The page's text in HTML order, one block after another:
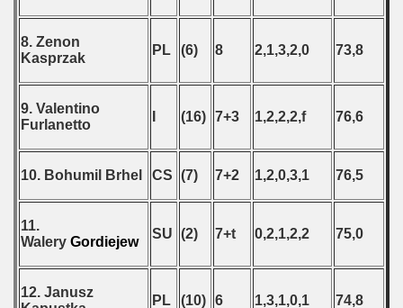
8. Zenon
Kasprzak
PL (6) 8 2,1,3,2,0 73,8
9. Valentino
Furlanetto
(16) 7+3 1,2,2,2,f 76,6
10. Bohumil Brhel CS (7) 7+2 1,2,0,3,1 76,5
11.
Walery Gordiejew
SU (2) 7+t 0,2,1,2,2 75,0
12. Janusz
PL (10) 6 1,3,1,0,1 74,8